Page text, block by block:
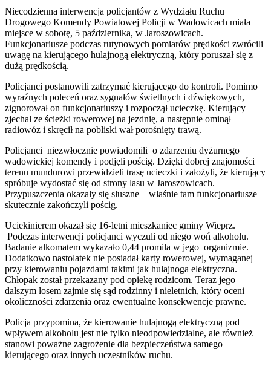
Niecodzienna interwencja policjantów z Wydziału Ruchu
Drogowego Komendy Powiatowej Policji w Wadowicach miała
miejsce w sobotę, 5 października, w Jaroszowicach.
Funkcjonariusze podczas rutynowych pomiarów prędkości zwrócili
uwagę na kierującego hulajnogą elektryczną, który poruszał się z
dużą prędkością.
Policjanci postanowili zatrzymać kierującego do kontroli. Pomimo
wyraźnych poleceń oraz sygnałów świetlnych i dźwiękowych,
zignorował on funkcjonariuszy i rozpoczął ucieczkę. Kierujący
zjechał ze ścieżki rowerowej na jezdnię, a następnie ominął
radiowóz i skręcił na pobliski wał porośnięty trawą.
Policjanci niezwłocznie powiadomili o zdarzeniu dyżurnego
wadowickiej komendy i podjęli pościg. Dzięki dobrej znajomości
terenu mundurowi przewidzieli trasę ucieczki i założyli, że kierujący
spróbuje wydostać się od strony lasu w Jaroszowicach.
Przypuszczenia okazały się słuszne – właśnie tam funkcjonariusze
skutecznie zakończyli pościg.
Uciekinierem okazał się 16-letni mieszkaniec gminy Wieprz.
Podczas interwencji policjanci wyczuli od niego woń alkoholu.
Badanie alkomatem wykazało 0,44 promila w jego organizmie.
Dodatkowo nastolatek nie posiadał karty rowerowej, wymaganej
przy kierowaniu pojazdami takimi jak hulajnoga elektryczna.
Chłopak został przekazany pod opiekę rodzicom. Teraz jego
dalszym losem zajmie się sąd rodzinny i nieletnich, który oceni
okoliczności zdarzenia oraz ewentualne konsekwencje prawne.
Policja przypomina, że kierowanie hulajnogą elektryczną pod
wpływem alkoholu jest nie tylko nieodpowiedzialne, ale również
stanowi poważne zagrożenie dla bezpieczeństwa samego
kierującego oraz innych uczestników ruchu.